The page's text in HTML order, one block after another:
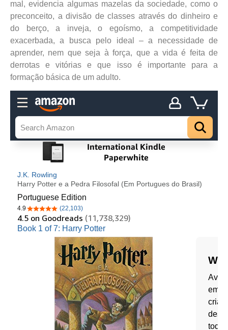
mal, evidencia algumas mazelas da sociedade, como o
preconceito, a divisão de classes através do dinheiro e
do berço, a inveja, o egoísmo, a competitividade
exacerbada, a busca pelo ideal – a necessidade de
aprender, nem que seja à força, que a vida é feita de
derrotas e vitórias e que isso é importante para a
formação básica de um adulto.